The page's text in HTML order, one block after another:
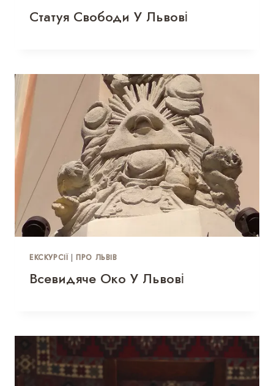
Статуя Свободи У Львові
ЕКСКУРСІЇ|ПРО ЛЬВІВ
Всевидяче Око У Львові